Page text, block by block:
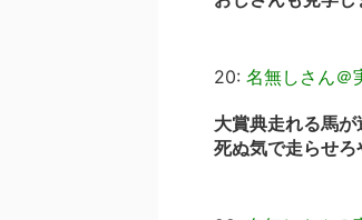
20: 名無しさん＠
大賞典走れる馬
死ぬ気で走らせ